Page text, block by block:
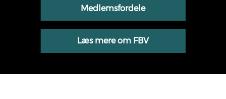
Medlemsfordele
Læs mere om FBV